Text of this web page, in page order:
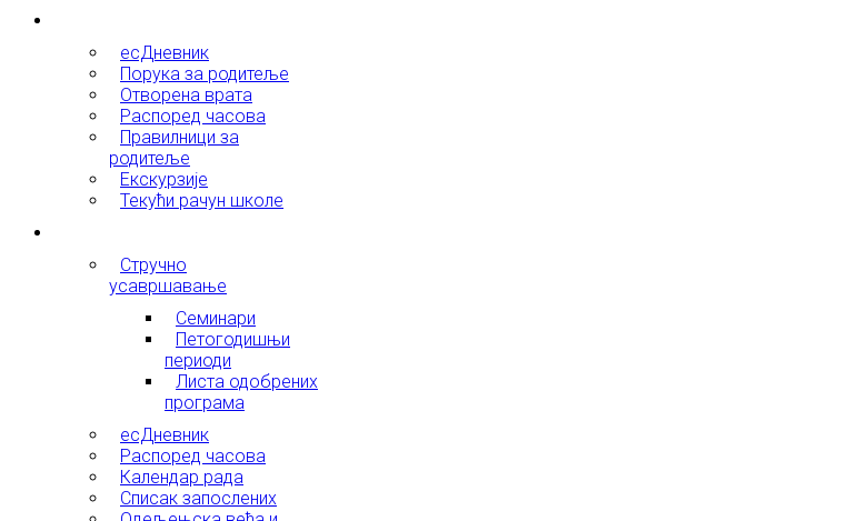
есДневник
Порука за родитеље
Отворена врата
Распоред часова
Правилници за
родитеље
Екскурзије
Текући рачун школе
Стручно
усавршавање
Семинари
Петогодишњи
периоди
Листа одобрених
програма
есДневник
Распоред часова
Календар рада
Списак запослених